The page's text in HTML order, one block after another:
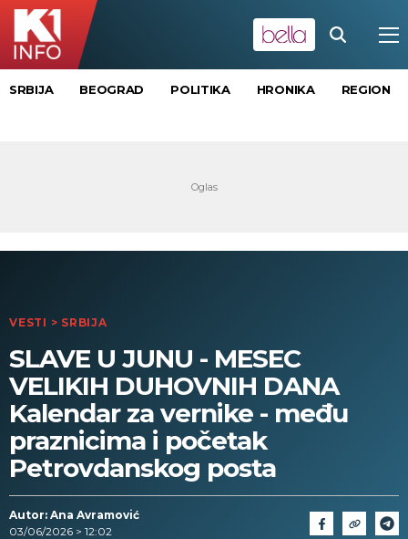
SRBIJA BEOGRAD POLITIKA HRONIKA REGION
VESTI > SRBIJA
SLAVE U JUNU - MESEC
VELIKIH DUHOVNIH DANA
Kalendar za vernike - među
praznicima i početak
Petrovdanskog posta
Autor: Ana Avramović
03/06/2026 > 12:02